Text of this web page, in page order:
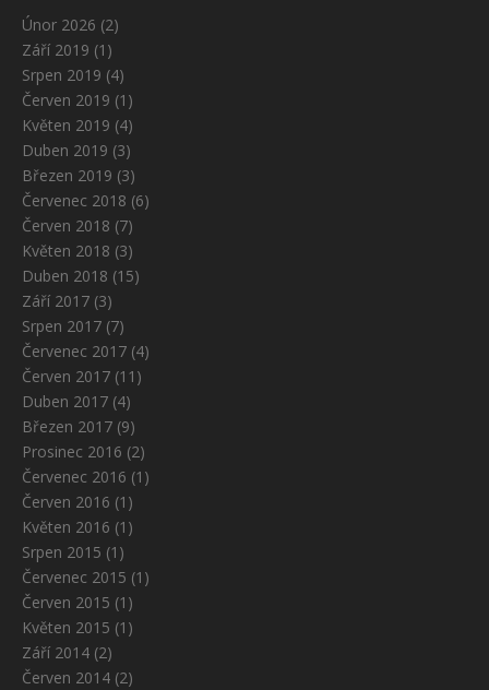
Únor 2026 (2)
Září 2019 (1)
Srpen 2019 (4)
Červen 2019 (1)
Květen 2019 (4)
Duben 2019 (3)
Březen 2019 (3)
Červenec 2018 (6)
Červen 2018 (7)
Květen 2018 (3)
Duben 2018 (15)
Září 2017 (3)
Srpen 2017 (7)
Červenec 2017 (4)
Červen 2017 (11)
Duben 2017 (4)
Březen 2017 (9)
Prosinec 2016 (2)
Červenec 2016 (1)
Červen 2016 (1)
Květen 2016 (1)
Srpen 2015 (1)
Červenec 2015 (1)
Červen 2015 (1)
Květen 2015 (1)
Září 2014 (2)
Červen 2014 (2)